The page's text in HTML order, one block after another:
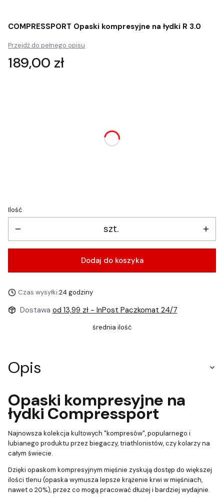
COMPRESSPORT Opaski kompresyjne na łydki R 3.0
Przejdź do pełnego opisu
Cena
189,00 zł
Ilość
szt.
Dodaj do koszyka
Czas wysyłki:24 godziny
Dostawa od 13,99 zł - InPost Paczkomat 24/7
średnia ilość
Opis
Opaski kompresyjne na
łydki Compressport
Najnowsza kolekcja kultowych "kompresów", popularnego i
lubianego produktu przez biegaczy, triathlonistów, czy kolarzy na
całym świecie.
Dzięki opaskom kompresyjnym mięśnie zyskują dostęp do większej
ilości tlenu (opaska wymusza lepsze krążenie krwi w mięśniach,
nawet o 20%), przez co mogą pracować dłużej i bardziej wydajnie.